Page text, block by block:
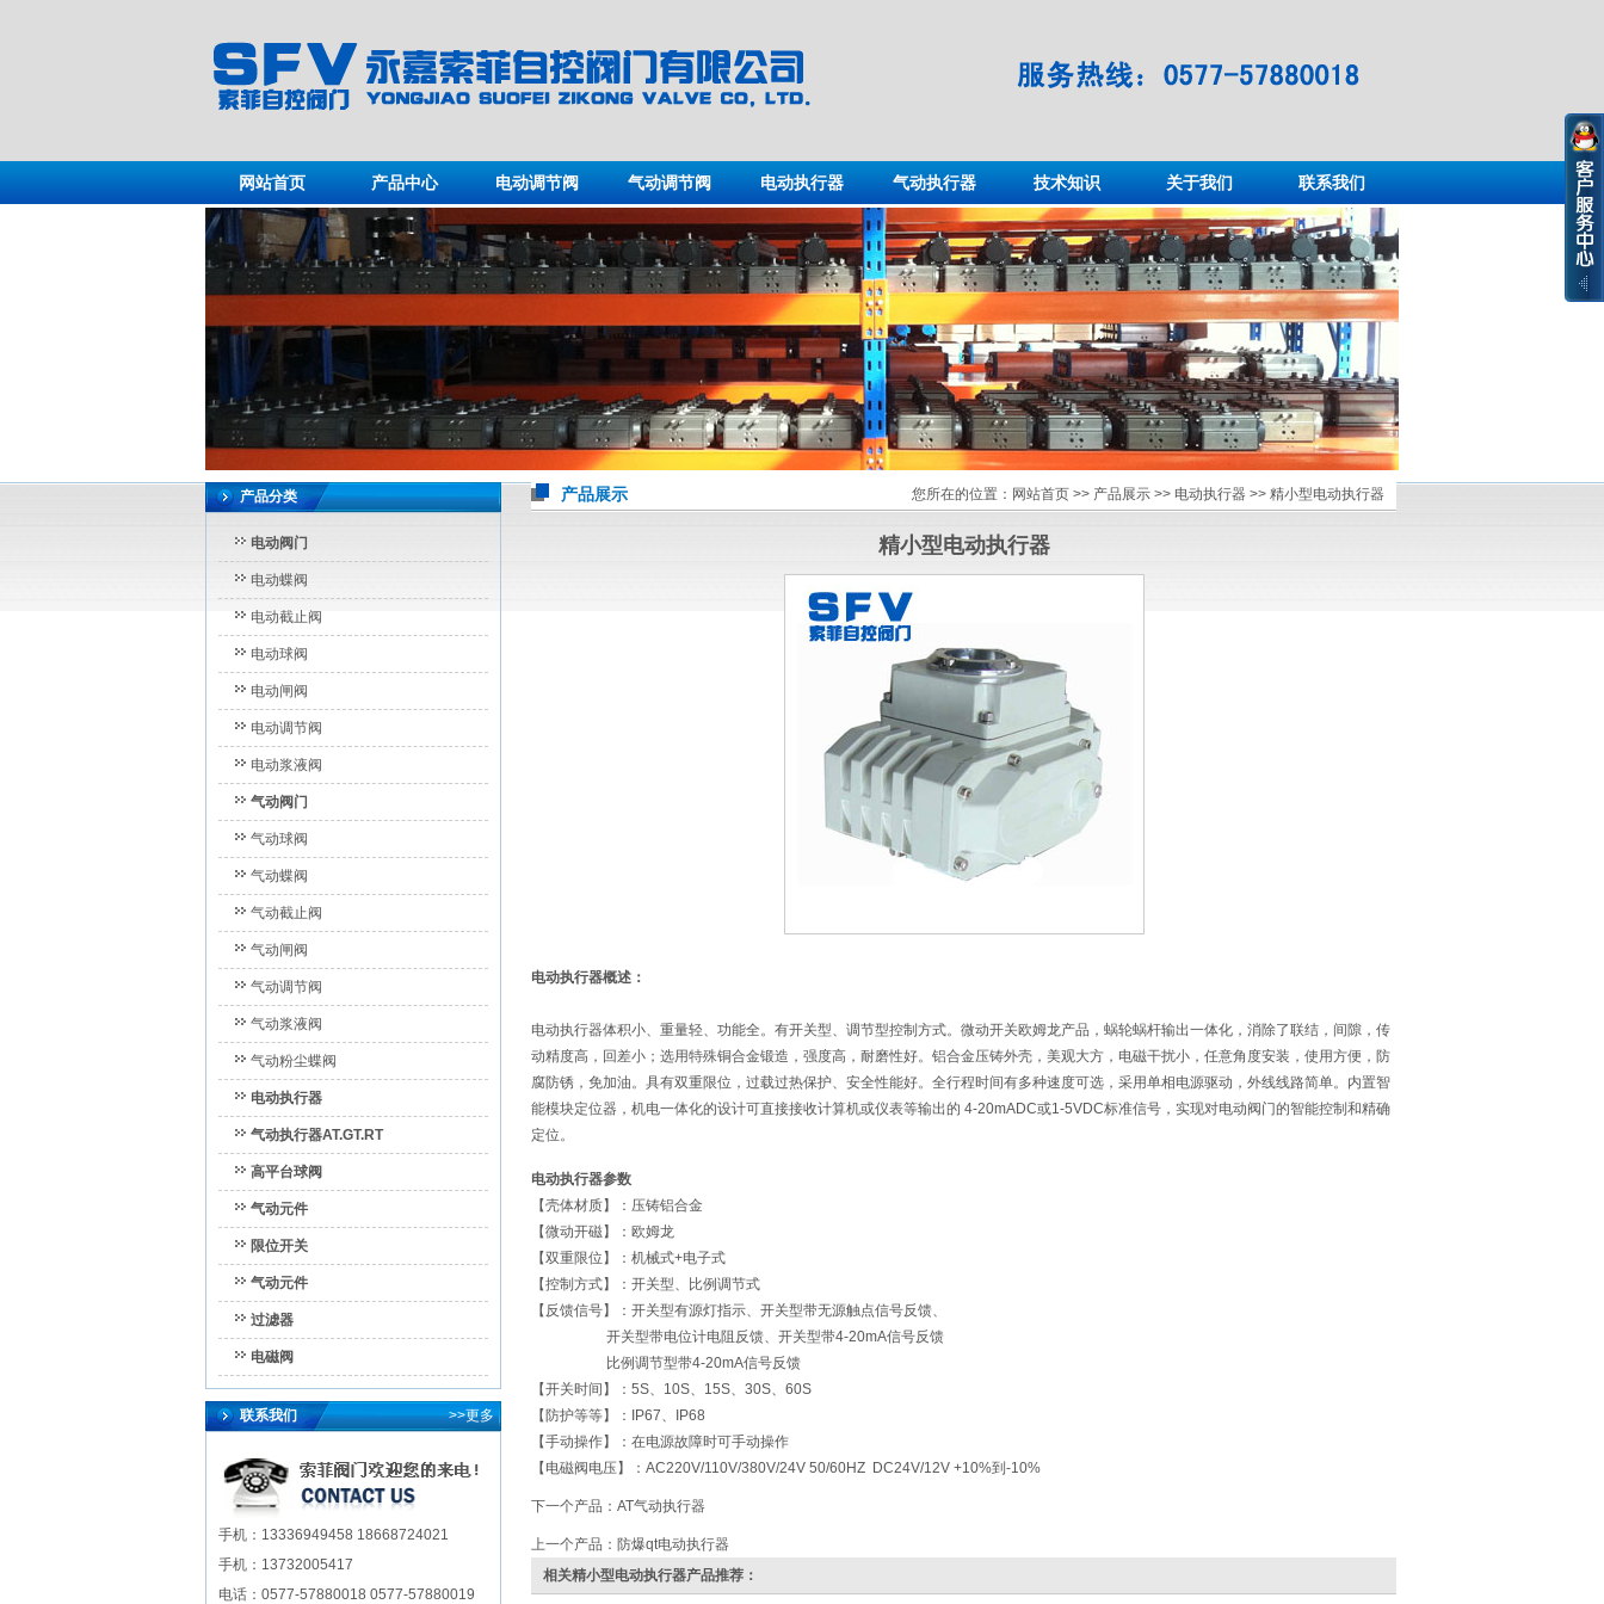
网站首页 产品中心 电动调节阀 气动调节阀 电动执行器 气动执行器 技术知识 关于我们 联系我们
产品分类
电动阀门
电动蝶阀
电动截止阀
电动球阀
电动闸阀
电动调节阀
电动浆液阀
气动阀门
气动球阀
气动蝶阀
气动截止阀
气动闸阀
气动调节阀
气动浆液阀
气动粉尘蝶阀
电动执行器
气动执行器AT.GT.RT
高平台球阀
气动元件
限位开关
气动元件
过滤器
电磁阀
联系我们 >>更多
手机：13336949458 18668724021
手机：13732005417
电话：0577-57880018 0577-57880019
产品展示 您所在的位置： 网站首页 >> 产品展示 >> 电动执行器 >> 精小型电动执行器
精小型电动执行器
电动执行器概述：
电动执行器体积小、重量轻、功能全。有开关型、调节型控制方式。微动开关欧姆龙产品，蜗轮蜗杆输出一体化，消除了联结，间隙，传
动精度高，回差小；选用特殊铜合金锻造，强度高，耐磨性好。铝合金压铸外壳，美观大方，电磁干扰小，任意角度安装，使用方便，防
腐防锈，免加油。具有双重限位，过载过热保护、安全性能好。全行程时间有多种速度可选，采用单相电源驱动，外线线路简单。内置智
能模块定位器，机电一体化的设计可直接接收计算机或仪表等输出的 4-20mADC或1-5VDC标准信号，实现对电动阀门的智能控制和精确
定位。
电动执行器参数
【壳体材质】：压铸铝合金
【微动开磁】：欧姆龙
【双重限位】：机械式+电子式
【控制方式】：开关型、比例调节式
【反馈信号】：开关型有源灯指示、开关型带无源触点信号反馈、
开关型带电位计电阻反馈、开关型带4-20mA信号反馈
比例调节型带4-20mA信号反馈
【开关时间】：5S、10S、15S、30S、60S
【防护等等】：IP67、IP68
【手动操作】：在电源故障时可手动操作
【电磁阀电压】：AC220V/110V/380V/24V 50/60HZ DC24V/12V +10%到-10%
下一个产品： AT气动执行器
上一个产品： 防爆qt电动执行器
相关精小型电动执行器产品推荐：